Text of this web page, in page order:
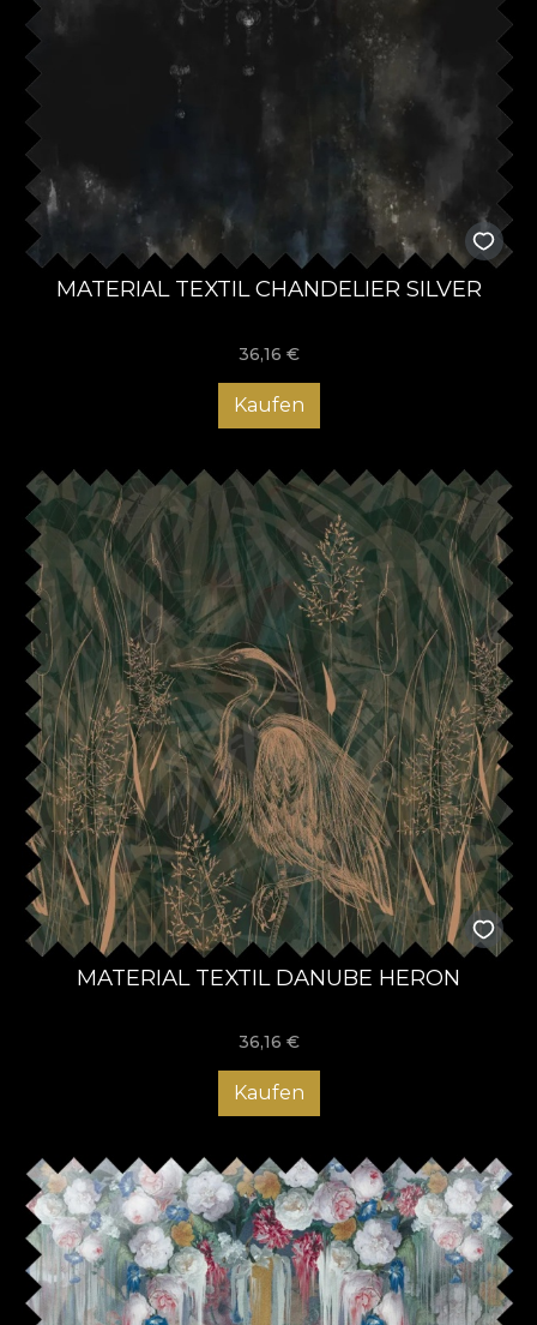
MATERIAL TEXTIL CHANDELIER SILVER
36,16 €
Kaufen
MATERIAL TEXTIL DANUBE HERON
36,16 €
Kaufen